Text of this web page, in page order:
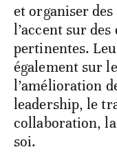
et organiser
l’accent sur
pertinentes.
également sur
l’amélioration
leadership, le
collaboration,
soi.